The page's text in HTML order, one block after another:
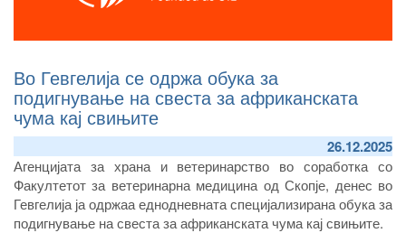
Во Гевгелија се одржа обука за
подигнување на свеста за африканската
чума кај свињите
26.12.2025
Агенцијата за храна и ветеринарство во соработка со
Факултетот за ветеринарна медицина од Скопје, денес во
Гевгелија ја одржаа еднодневната специјализирана обука за
подигнување на свеста за африканската чума кај свињите.